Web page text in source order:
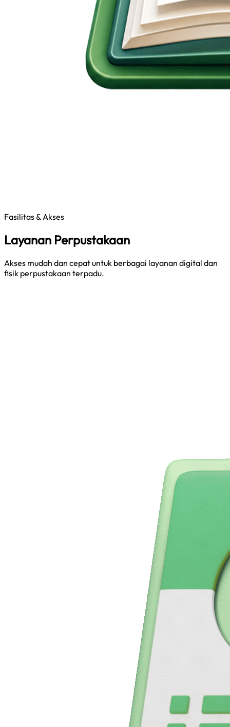
Fasilitas & Akses
Layanan Perpustakaan
Akses mudah dan cepat untuk berbagai layanan digital dan
fisik perpustakaan terpadu.